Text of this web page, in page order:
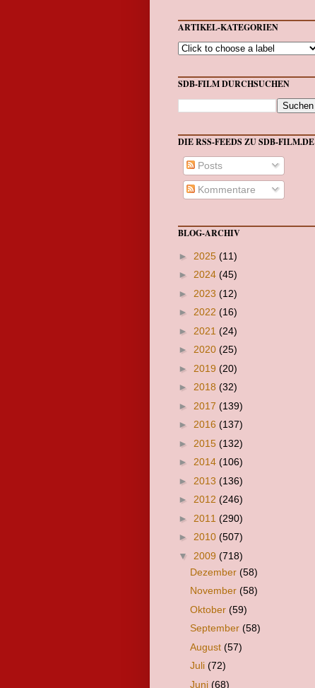
ARTIKEL-KATEGORIEN
SDB-FILM DURCHSUCHEN
DIE RSS-FEEDS ZU SDB-FILM.DE
Posts
Kommentare
BLOG-ARCHIV
► 2025 (11)
► 2024 (45)
► 2023 (12)
► 2022 (16)
► 2021 (24)
► 2020 (25)
► 2019 (20)
► 2018 (32)
► 2017 (139)
► 2016 (137)
► 2015 (132)
► 2014 (106)
► 2013 (136)
► 2012 (246)
► 2011 (290)
► 2010 (507)
▼ 2009 (718)
Dezember (58)
November (58)
Oktober (59)
September (58)
August (57)
Juli (72)
Juni (68)